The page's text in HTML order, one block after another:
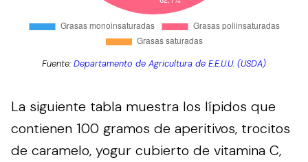
Fuente:Departamento de Agricultura de E.E.U.U. (USDA)
La siguiente tabla muestra los lípidos que
contienen 100 gramos de aperitivos, trocitos
de caramelo, yogur cubierto de vitamina C,